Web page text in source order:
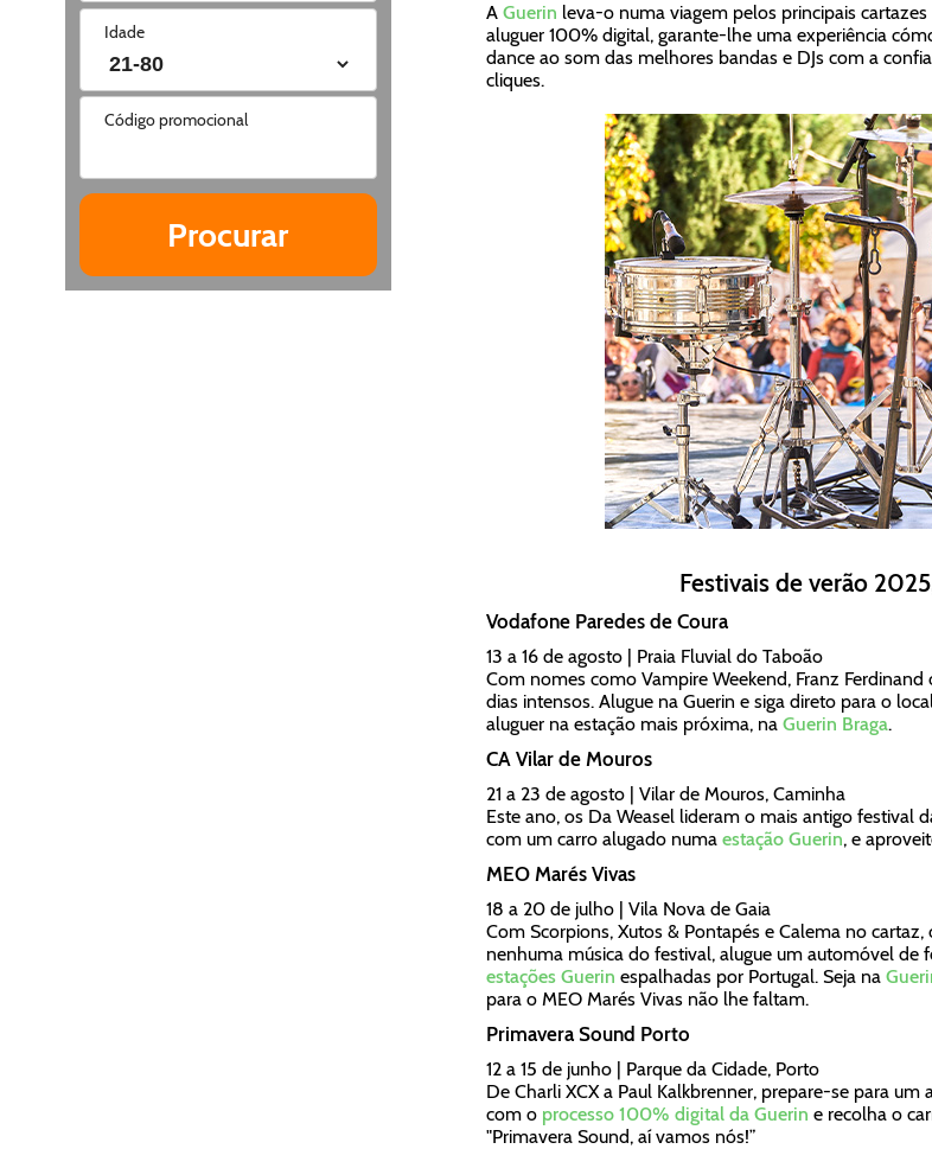
Idade
Código promocional
A Guerin leva-o numa viagem pelos principais
aluguer 100% digital, garante-lhe uma experiência
dance ao som das melhores bandas e DJs com a
cliques.
Festivais de verão
Vodafone Paredes de Coura
13 a 16 de agosto | Praia Fluvial do Taboão
Com nomes como Vampire Weekend, Franz
dias intensos. Alugue na Guerin e siga direto para o
aluguer na estação mais próxima, na Guerin Braga.
CA Vilar de Mouros
21 a 23 de agosto | Vilar de Mouros, Caminha
Este ano, os Da Weasel lideram o mais antigo festival
com um carro alugado numa estação Guerin, e
MEO Marés Vivas
18 a 20 de julho | Vila Nova de Gaia
Com Scorpions, Xutos & Pontapés e Calema no
nenhuma música do festival, alugue um automóvel de
estações Guerin espalhadas por Portugal. Seja na
para o MEO Marés Vivas não lhe faltam.
Primavera Sound Porto
12 a 15 de junho | Parque da Cidade, Porto
De Charli XCX a Paul Kalkbrenner, prepare-se para
com oprocesso 100% digital da Guerin e recolha o
"Primavera Sound, aí vamos nós!”